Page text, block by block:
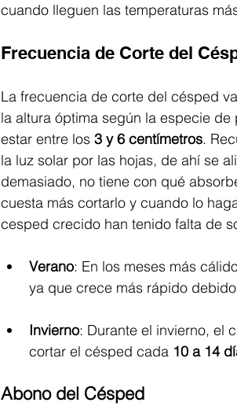
cuando lleguen las temperaturas
Frecuencia de Corte del
La frecuencia de corte del césped
la altura óptima según la especie
estar entre los 3 y 6 centímetros.
la luz solar por las hojas, de ahí se
demasiado, no tiene con qué
cuesta más cortarlo y cuando lo
cesped crecido han tenido falta de
Verano: En los meses más
ya que crece más rápido
Invierno: Durante el invierno, el
cortar el césped cada 10 a 14
Abono del Césped